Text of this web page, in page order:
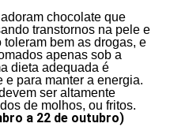
chocolate que
transtornos na pele e
bem as drogas, e
apenas sob a
dieta adequada é
para manter a energia.
ser altamente
de molhos, ou fritos.
a 22 de outubro)